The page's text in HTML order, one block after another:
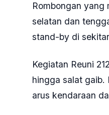
Rombongan yang
selatan dan
stand-by di
Kegiatan Reuni
hingga salat gaib.
arus kendaraan